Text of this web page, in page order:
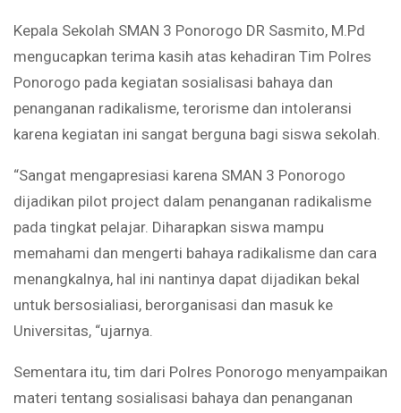
Kepala Sekolah SMAN 3 Ponorogo DR Sasmito, M.Pd
mengucapkan terima kasih atas kehadiran Tim Polres
Ponorogo pada kegiatan sosialisasi bahaya dan
penanganan radikalisme, terorisme dan intoleransi
karena kegiatan ini sangat berguna bagi siswa sekolah.
“Sangat mengapresiasi karena SMAN 3 Ponorogo
dijadikan pilot project dalam penanganan radikalisme
pada tingkat pelajar. Diharapkan siswa mampu
memahami dan mengerti bahaya radikalisme dan cara
menangkalnya, hal ini nantinya dapat dijadikan bekal
untuk bersosialiasi, berorganisasi dan masuk ke
Universitas, “ujarnya.
Sementara itu, tim dari Polres Ponorogo menyampaikan
materi tentang sosialisasi bahaya dan penanganan